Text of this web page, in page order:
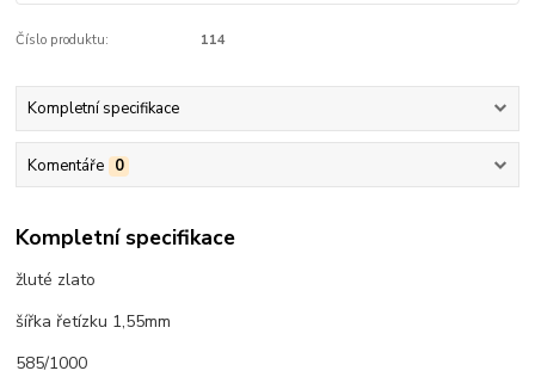
Číslo produktu: 114
Kompletní specifikace
Komentáře 0
Kompletní specifikace
žluté zlato
šířka řetízku 1,55mm
585/1000